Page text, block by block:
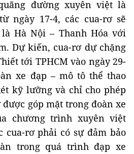
đường xuyên việt là
ngày 17-4, các cua-rơ sẽ
Hà Nội – Thanh Hóa với
Dự kiến, cua-rơ dự chặng
tới TPHCM vào ngày 29-
xe đạp – mô tô thể thao
kỹ lưỡng và chỉ cho phép
góp mặt trong đoàn xe
chương trình xuyên việt
cua-rơ phải có sự đảm bảo
trong quá trình đạp xe